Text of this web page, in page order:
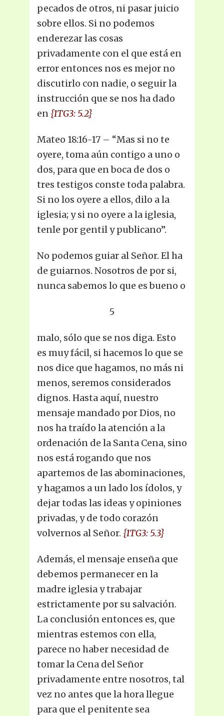
pecados de otros, ni pasar juicio
sobre ellos. Si no podemos
enderezar las cosas
privadamente con el que está en
error entonces nos es mejor no
discutirlo con nadie, o seguir la
instrucción que se nos ha dado
en {1TG3: 5.2}
Mateo 18:16-17 – “Mas si no te
oyere, toma aún contigo a uno o
dos, para que en boca de dos o
tres testigos conste toda palabra.
Si no los oyere a ellos, dilo a la
iglesia; y si no oyere a la iglesia,
tenle por gentil y publicano”.
No podemos guiar al Señor. El ha
de guiarnos. Nosotros de por si,
nunca sabemos lo que es bueno o
5
malo, sólo que se nos diga. Esto
es muy fácil, si hacemos lo que se
nos dice que hagamos, no más ni
menos, seremos considerados
dignos. Hasta aquí, nuestro
mensaje mandado por Dios, no
nos ha traído la atención a la
ordenación de la Santa Cena, sino
nos está rogando que nos
apartemos de las abominaciones,
y hagamos a un lado los ídolos, y
dejar todas las ideas y opiniones
privadas, y de todo corazón
volvernos al Señor. {1TG3: 5.3}
Además, el mensaje enseña que
debemos permanecer en la
madre iglesia y trabajar
estrictamente por su salvación.
La conclusión entonces es, que
mientras estemos con ella,
parece no haber necesidad de
tomar la Cena del Señor
privadamente entre nosotros, tal
vez no antes que la hora llegue
para que el penitente sea